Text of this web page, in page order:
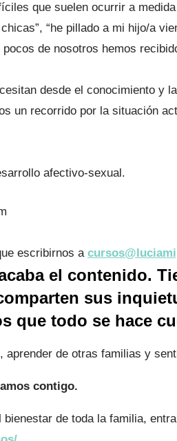
que suelen ocurrir a
“he pillado a mi hijo/a
de nosotros hemos
desde el conocimiento y
un recorrido por la situación
afectivo-sexual.
escribirnos a
el contenido.
sus
que todo se hace
de otras familias y
contigo.
de toda la familia,